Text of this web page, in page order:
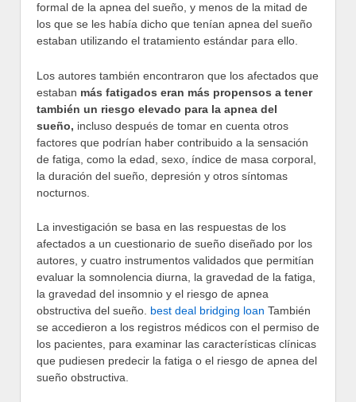
formal de la apnea del sueño, y menos de la mitad de
los que se les había dicho que tenían apnea del sueño
estaban utilizando el tratamiento estándar para ello.
Los autores también encontraron que los afectados que
estaban más fatigados eran más propensos a tener
también un riesgo elevado para la apnea del
sueño, incluso después de tomar en cuenta otros
factores que podrían haber contribuido a la sensación
de fatiga, como la edad, sexo, índice de masa corporal,
la duración del sueño, depresión y otros síntomas
nocturnos.
La investigación se basa en las respuestas de los
afectados a un cuestionario de sueño diseñado por los
autores, y cuatro instrumentos validados que permitían
evaluar la somnolencia diurna, la gravedad de la fatiga,
la gravedad del insomnio y el riesgo de apnea
obstructiva del sueño. best deal bridging loan También
se accedieron a los registros médicos con el permiso de
los pacientes, para examinar las características clínicas
que pudiesen predecir la fatiga o el riesgo de apnea del
sueño obstructiva.